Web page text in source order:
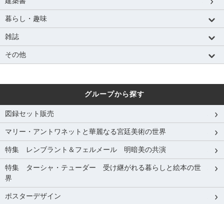
暮らし・趣味
雑誌
その他
グループから探す
図録セット販売
マリー・アントワネットと華麗なる宮廷美術の世界
特集 レンブラント＆フェルメール 明暗美の共演
特集 ターシャ・テューダー 受け継がれる暮らしと絵本の世
界
ポスターデザイン